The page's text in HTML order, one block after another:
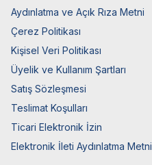
Aydınlatma ve Açık Rıza Metni
Çerez Politikası
Kişisel Veri Politikası
Üyelik ve Kullanım Şartları
Satış Sözleşmesi
Teslimat Koşulları
Ticari Elektronik İzin
Elektronik İleti Aydınlatma Metni